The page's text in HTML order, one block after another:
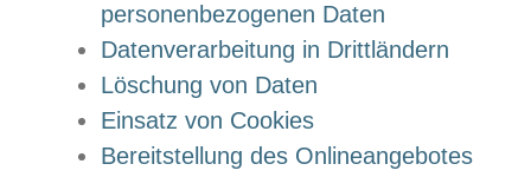
personenbezogenen Daten
Datenverarbeitung in Drittländern
Löschung von Daten
Einsatz von Cookies
Bereitstellung des Onlineangebotes